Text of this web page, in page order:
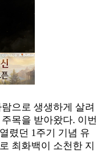
으로 생생하게 살려
목을 받아왔다. 이번
렸던 1주기 기념 유
최화백이 소천한 지